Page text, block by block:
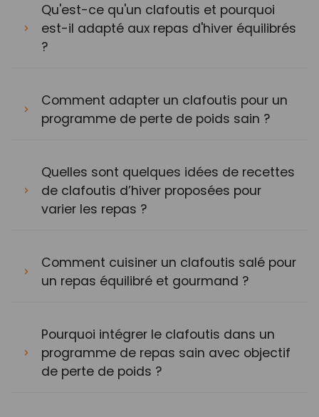
Qu'est-ce qu'un clafoutis et pourquoi
est-il adapté aux repas d'hiver équilibrés
?
Comment adapter un clafoutis pour un
programme de perte de poids sain ?
Quelles sont quelques idées de recettes
de clafoutis d’hiver proposées pour
varier les repas ?
Comment cuisiner un clafoutis salé pour
un repas équilibré et gourmand ?
Pourquoi intégrer le clafoutis dans un
programme de repas sain avec objectif
de perte de poids ?